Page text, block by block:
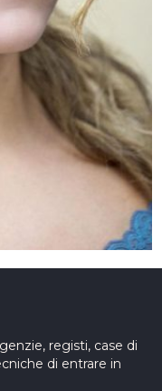
registi, case di
di entrare in